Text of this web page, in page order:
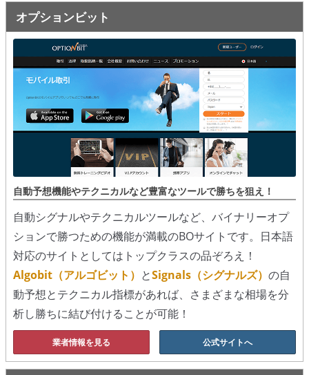
アルゴビット
シグナルズ
詐欺・ステマなどBO裏話
２ちゃんまとめ風の詐欺サイト
オプションビット
自動予想機能やテクニカルなど豊富なツールで勝ちを狙え！
自動シグナルやテクニカルツールなど、バイナリーオプ
ションで勝つための機能が満載のBOサイトです。日本語
対応のサイトとしてはトップクラスの品ぞろえ！
Algobit（アルゴビット） とSignals（シグナルズ） の自
動予想とテクニカル指標があれば、さまざまな相場を分
析し勝ちに結び付けることが可能！
業者情報を見る 公式サイトへ